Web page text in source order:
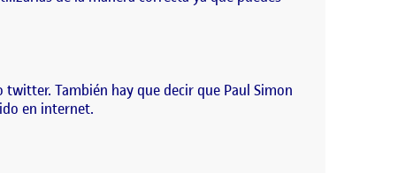
También hay que decir que Paul Simon
en internet.